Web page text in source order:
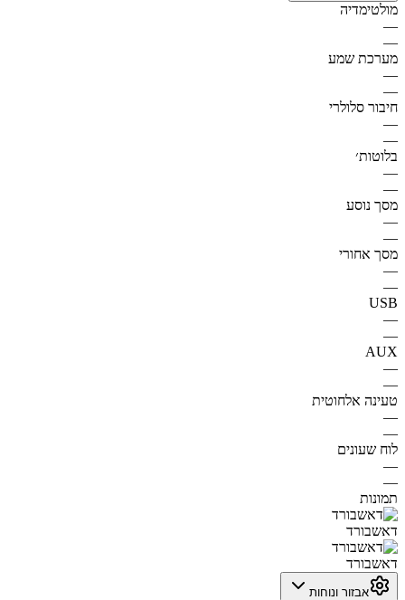
מולטימדיה
—
—
מערכת שמע
—
—
חיבור סלולרי
—
—
בלוטות׳
—
—
מסך נוסע
—
—
מסך אחורי
—
—
USB
—
—
AUX
—
—
טעינה אלחוטית
—
—
לוח שעונים
—
—
תמונות
דאשבורד
דאשבורד
אבזור ונוחות